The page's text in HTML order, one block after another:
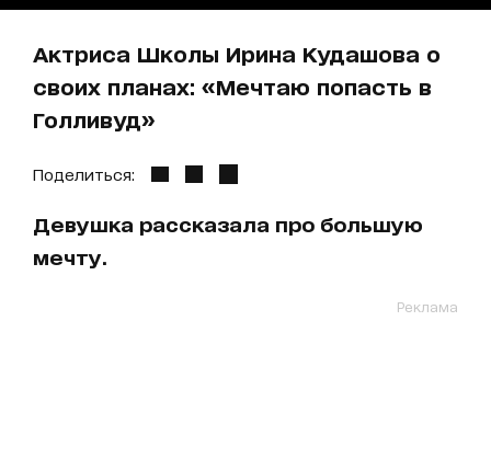
Актриса Школы Ирина Кудашова о
своих планах: «Мечтаю попасть в
Голливуд»
Поделиться:
Девушка рассказала про большую
мечту.
Реклама